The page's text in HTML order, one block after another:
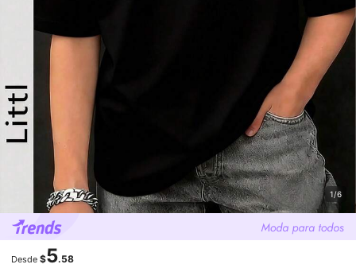
1/6
Desde $5.58